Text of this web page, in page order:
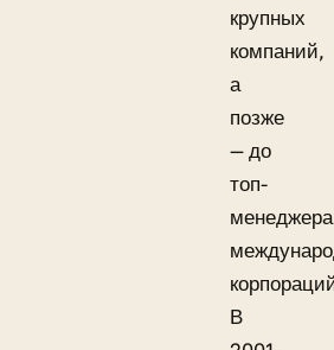
крупных
компаний,
а
позже
— до
топ-
менеджера
В